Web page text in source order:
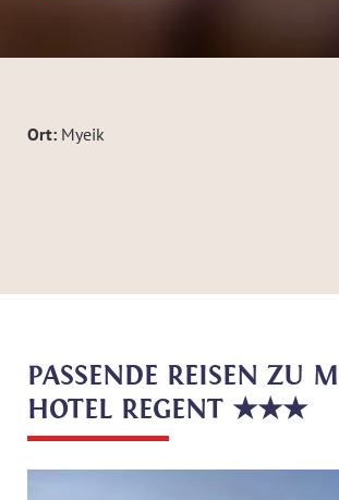
Ort: Myeik
PASSENDE REISEN ZU
HOTEL REGENT ★★★